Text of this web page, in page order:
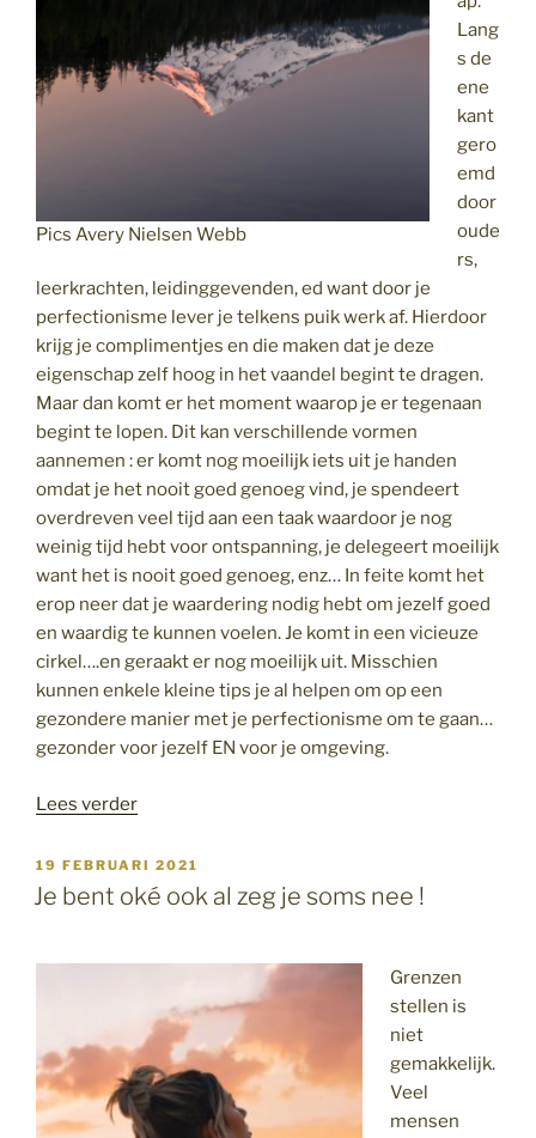
Pics Avery Nielsen Webb
Lang
s de
ene
kant
gero
emd
door
oude
rs,
leerkrachten, leidinggevenden, ed want door je
perfectionisme lever je telkens puik werk af. Hierdoor
krijg je complimentjes en die maken dat je deze
eigenschap zelf hoog in het vaandel begint te dragen.
Maar dan komt er het moment waarop je er tegenaan
begint te lopen. Dit kan verschillende vormen
aannemen : er komt nog moeilijk iets uit je handen
omdat je het nooit goed genoeg vind, je spendeert
overdreven veel tijd aan een taak waardoor je nog
weinig tijd hebt voor ontspanning, je delegeert moeilijk
want het is nooit goed genoeg, enz… In feite komt het
erop neer dat je waardering nodig hebt om jezelf goed
en waardig te kunnen voelen. Je komt in een vicieuze
cirkel….en geraakt er nog moeilijk uit. Misschien
kunnen enkele kleine tips je al helpen om op een
gezondere manier met je perfectionisme om te gaan…
gezonder voor jezelf EN voor je omgeving.
Lees verder“Wanneer
niet
goed
GEPLAATST
OP
19 FEBRUARI 2021
Je bent oké ook al zeg je soms nee !
Grenzen
stellen is
niet
gemakkelijk.
Veel
mensen